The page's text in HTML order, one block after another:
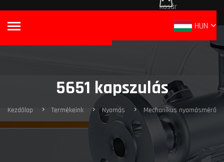
kosár
HUN
5651 kapszulás
Kezdőlap Termékeink Nyomás Mechanikus nyomásmérő